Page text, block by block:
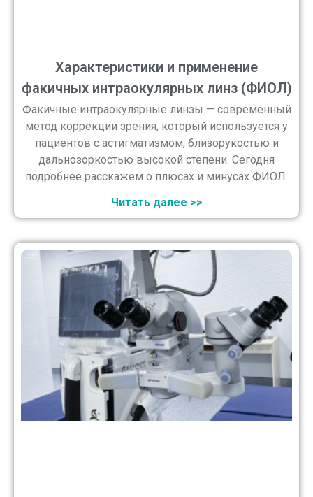
Характеристики и применение
факичных интраокулярных линз (ФИОЛ)
Факичные интраокулярные линзы — современный
метод коррекции зрения, который используется у
пациентов с астигматизмом, близорукостью и
дальнозоркостью высокой степени. Сегодня
подробнее расскажем о плюсах и минусах ФИОЛ.
Читать далее >>